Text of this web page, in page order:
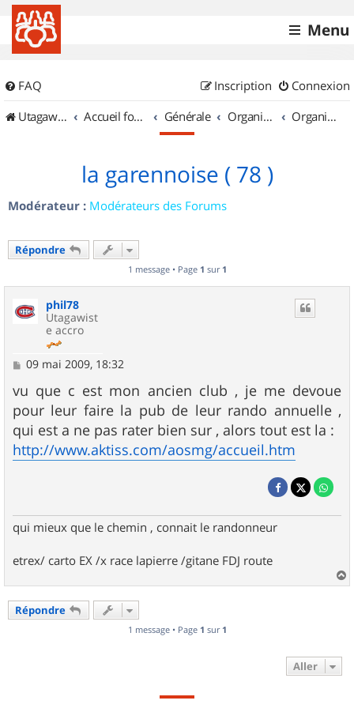
Menu
FAQ Connexion
Inscription
UtagawaVTT (Randos VTT et VTTAE avec traces GPS)
Accueil forum Générale Organisation de sorties & Recherche de partenaires Organisation de sorties en région Île de France
la garennoise ( 78 )
Modérateur : Modérateurs des Forums
Répondre
1 message • Page 1 sur 1
phil78
Utagawist
e accro
M
s
s
a
g
e
09 mai 2009, 18:32
vu que c est mon ancien club , je me devoue
pour leur faire la pub de leur rando annuelle ,
qui est a ne pas rater bien sur , alors tout est la :
http://www.aktiss.com/aosmg/accueil.htm
qui mieux que le chemin , connait le randonneur
etrex/ carto EX /x race lapierre /gitane FDJ route
a
Répondre
1 message • Page 1 sur 1
Aller